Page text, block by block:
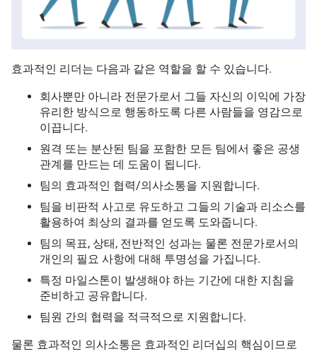
효과적인 리더는 다음과 같은 역할을 할 수 있습니다.
회사뿐만 아니라 전문가로서 그들 자신의 이익에 가장
유리한 방식으로 행동하도록 다른 사람들을 영감으로
이끕니다.
원격 또는 분산된 팀을 포함한 모든 팀에서 좋은 공생
관계를 만드는 데 도움이 됩니다.
팀의 효과적인 협력/의사소통을 지원합니다.
팀을 비판적 사고로 유도하고 그들의 기술과 리소스를
활용하여 최상의 결과를 얻도록 도와줍니다.
팀의 목표, 상태, 전반적인 성과는 물론 전문가로서의
개인의 필요 사항에 대해 투명성을 가집니다.
특정 마일스톤이 발생해야 하는 기간에 대한 지침을
준비하고 공유합니다.
팀원 간의 협력을 적극적으로 지원합니다.
물론 효과적인 의사소통은 효과적인 리더십의 핵심이므로